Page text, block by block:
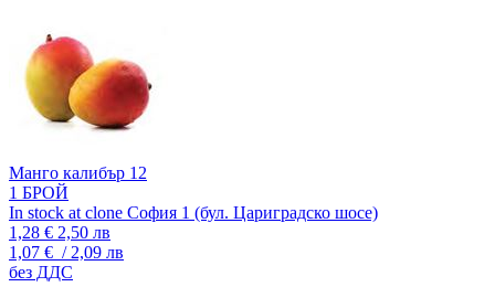
Манго калибър 12
1 БРОЙ
In stock at clone София 1 (бул. Цариградско шосе)
1,28 € 2,50 лв
1,07 € / 2,09 лв
без ДДС